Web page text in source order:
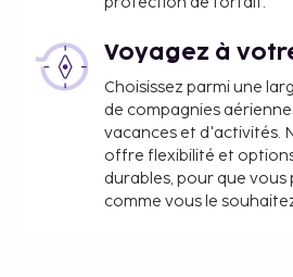
Tous les clients, y compris
être présents à l'arrivée et
d'identité officielle avec
passeport.
Conformément aux
nationales, les transactions
Voyagez à
Choisissez parmi une
de compagnies
vacances et d'activités.
offre flexibilité et
durables, pour que vous
comme vous le